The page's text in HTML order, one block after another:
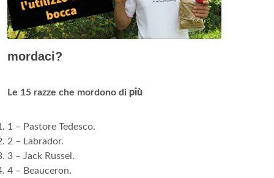
mordaci?
Le 15 razze che mordono di più
1 – Pastore Tedesco.
2 – Labrador.
3 – Jack Russel.
4 – Beauceron.